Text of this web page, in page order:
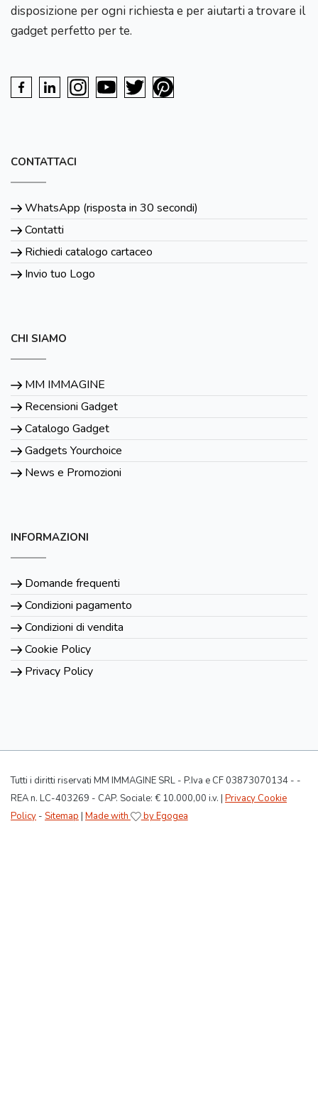
disposizione per ogni richiesta e per aiutarti a trovare il
gadget perfetto per te.
CONTATTACI
WhatsApp (risposta in 30 secondi)
Contatti
Richiedi catalogo cartaceo
Invio tuo Logo
CHI SIAMO
MM IMMAGINE
Recensioni Gadget
Catalogo Gadget
Gadgets Yourchoice
News e Promozioni
INFORMAZIONI
Domande frequenti
Condizioni pagamento
Condizioni di vendita
Cookie Policy
Privacy Policy
Tutti i diritti riservati MM IMMAGINE SRL - P.Iva e CF 03873070134 - -
REA n. LC-403269 - CAP. Sociale: € 10.000,00 i.v. | Privacy Cookie
Policy - Sitemap | Made with by Egogea